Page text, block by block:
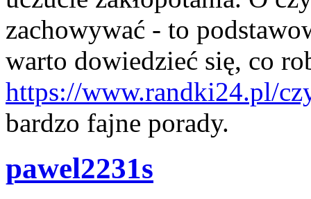
zachowywać - to
warto dowiedzieć się, co
https://www.randki24.pl/
bardzo fajne porady.
pawel2231s